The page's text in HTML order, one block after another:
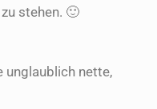
stehen. 🙂
unglaublich nette,